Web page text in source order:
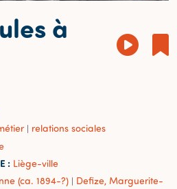
à
| relations sociales
: Liège-ville
(ca. 1894-?) | Defize, Marguerite-